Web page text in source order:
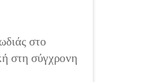
στο
στη σύγχρονη